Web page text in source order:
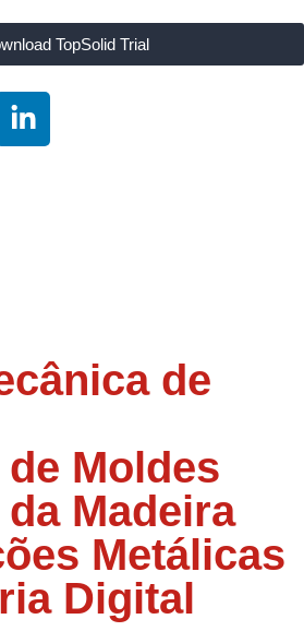
TopSolid Trial
de
Moldes
Madeira
Metálicas
Digital